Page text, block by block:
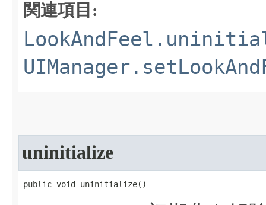
関連項目:
uninitialize
public void uninitialize​()